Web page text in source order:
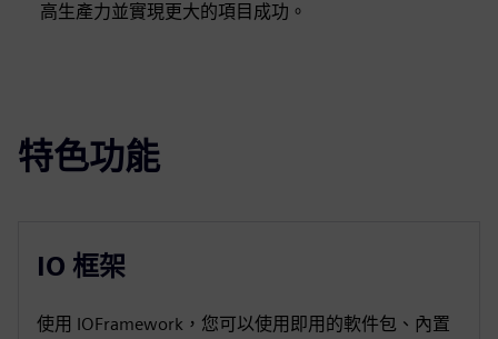
高生產力並實現更大的項目成功。
特色功能
IO 框架
使用 IOFramework，您可以使用即用的軟件包、內置